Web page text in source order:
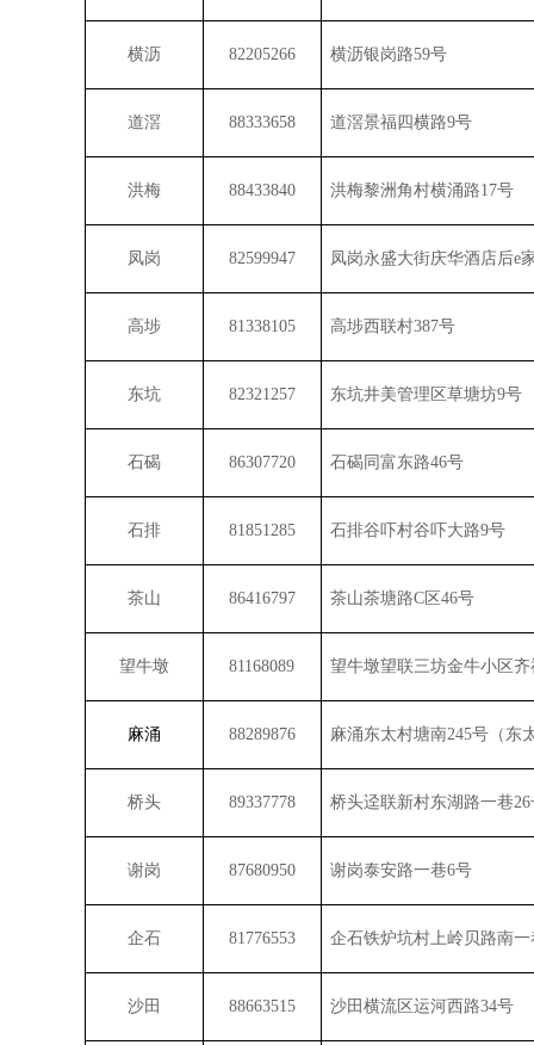
横沥 82205266 横沥银岗路59号
道滘 88333658 道滘景福四横路9号
洪梅 88433840 洪梅黎洲角村横涌路17号
凤岗 82599947 凤岗永盛大街庆华酒店后e
高埗 81338105 高埗西联村387号
东坑 82321257 东坑井美管理区草塘坊9号
石碣 86307720 石碣同富东路46号
石排 81851285 石排谷吓村谷吓大路9号
茶山 86416797 茶山茶塘路C区46号
望牛墩 81168089 望牛墩望联三坊金牛小区齐
麻涌 88289876 麻涌东太村塘南245号（东
桥头 89337778 桥头迳联新村东湖路一巷26
谢岗 87680950 谢岗泰安路一巷6号
企石 81776553 企石铁炉坑村上岭贝路南一
沙田 88663515 沙田横流区运河西路34号